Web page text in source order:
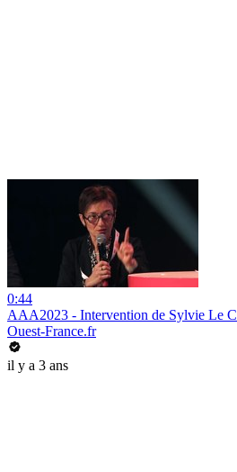
0:44
AAA2023 - Intervention de Sylvie Le
Ouest-France.fr
il y a 3 ans